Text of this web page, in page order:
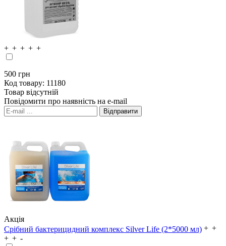
500 грн
Код товару: 11180
Товар відсутній
Повідомити про наявність на e-mail
Акція
Срібний бактерицидний комплекс Silver Life (2*5000 мл)